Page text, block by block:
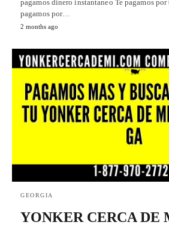
pagamos dinero instantaneo Te pagamos
pagamos por…
2 months ago
GEORGIA
YONKER CERCA DE